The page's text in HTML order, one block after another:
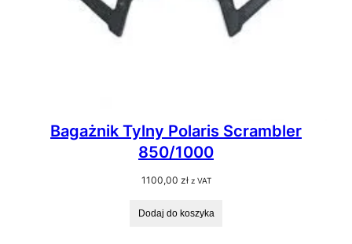
Bagażnik Tylny Polaris Scrambler
850/1000
1100,00 zł z VAT
Dodaj do koszyka